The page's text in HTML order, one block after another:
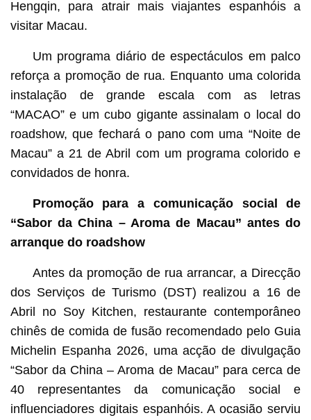
Hengqin, para atrair mais viajantes espanhóis a
visitar Macau.
Um programa diário de espectáculos em palco
reforça a promoção de rua. Enquanto uma colorida
instalação de grande escala com as letras
“MACAO” e um cubo gigante assinalam o local do
roadshow, que fechará o pano com uma “Noite de
Macau” a 21 de Abril com um programa colorido e
convidados de honra.
Promoção para a comunicação social de
“Sabor da China – Aroma de Macau” antes do
arranque do roadshow
Antes da promoção de rua arrancar, a Direcção
dos Serviços de Turismo (DST) realizou a 16 de
Abril no Soy Kitchen, restaurante contemporâneo
chinês de comida de fusão recomendado pelo Guia
Michelin Espanha 2026, uma acção de divulgação
“Sabor da China – Aroma de Macau” para cerca de
40 representantes da comunicação social e
influenciadores digitais espanhóis. A ocasião serviu